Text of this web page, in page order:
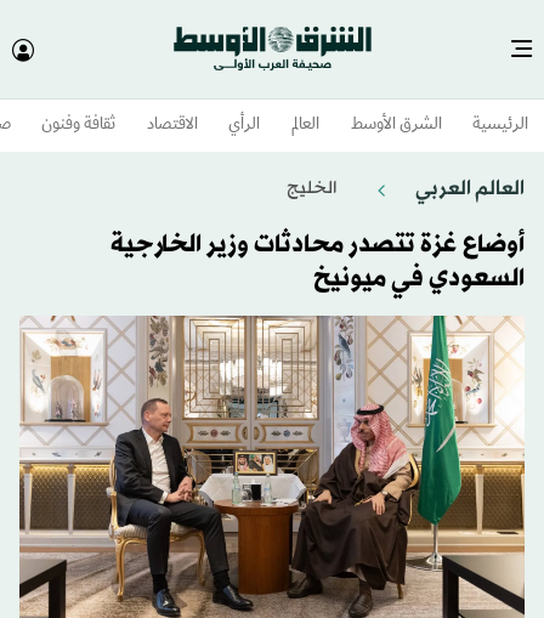
الرئيسية الشرق الأوسط​ العالم الرأي الاقتصاد ثقافة وفنون
العالم العربي الخليج
أوضاع غزة تتصدر محادثات وزير الخارجية
السعودي في ميونيخ